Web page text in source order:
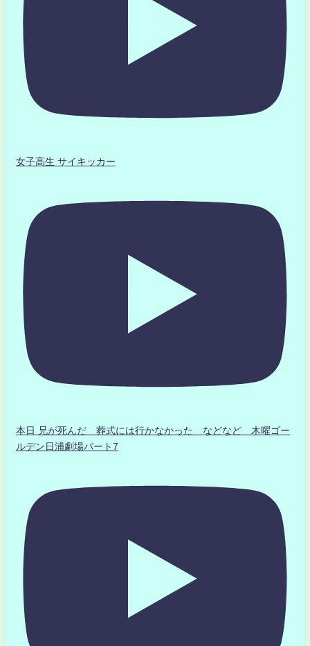
女子高生 サイキッカー
本日 兄が死んだ 葬式には行かなかった などなど 木曜ゴー
ルデン日浦劇場パート7